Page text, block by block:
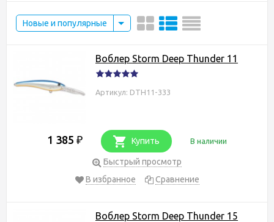
Новые и популярные
Воблер Storm Deep Thunder 11
Артикул: DTH11-333
1 385 ₽ Купить В наличии
Быстрый просмотр
В избранное
Сравнение
Воблер Storm Deep Thunder 15